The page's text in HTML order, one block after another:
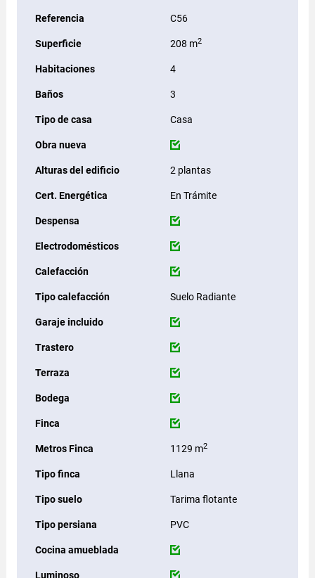
Referencia C56
Superficie 208 m2
Habitaciones 4
Baños 3
Tipo de casa Casa
Obra nueva
Alturas del edificio 2 plantas
Cert. Energética En Trámite
Despensa
Electrodomésticos
Calefacción
Tipo calefacción Suelo Radiante
Garaje incluido
Trastero
Terraza
Bodega
Finca
Metros Finca 1129 m2
Tipo finca Llana
Tipo suelo Tarima flotante
Tipo persiana PVC
Cocina amueblada
Luminoso